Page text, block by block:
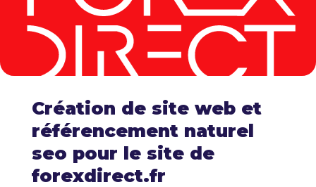
Création de site web et
référencement naturel
seo pour le site de
forexdirect.fr